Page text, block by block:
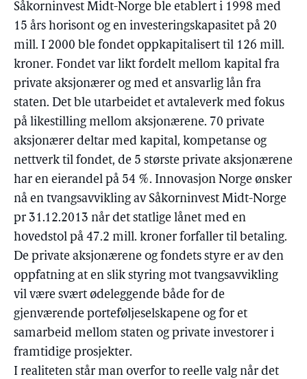
Såkorninvest Midt-Norge ble etablert i 1998 med
15 års horisont og en investeringskapasitet på 20
mill. I 2000 ble fondet oppkapitalisert til 126 mill.
kroner. Fondet var likt fordelt mellom kapital fra
private aksjonærer og med et ansvarlig lån fra
staten. Det ble utarbeidet et avtaleverk med fokus
på likestilling mellom aksjonærene. 70 private
aksjonærer deltar med kapital, kompetanse og
nettverk til fondet, de 5 største private aksjonærene
har en eierandel på 54 %. Innovasjon Norge ønsker
nå en tvangsavvikling av Såkorninvest Midt-Norge
pr 31.12.2013 når det statlige lånet med en
hovedstol på 47.2 mill. kroner forfaller til betaling.
De private aksjonærene og fondets styre er av den
oppfatning at en slik styring mot tvangsavvikling
vil være svært ødeleggende både for de
gjenværende porteføljeselskapene og for et
samarbeid mellom staten og private investorer i
framtidige prosjekter.
I realiteten står man overfor to reelle valg når det